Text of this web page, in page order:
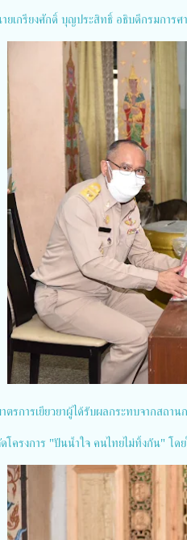
ยเกรียงศักดิ์ บุญประสิทธิ์ อธิบดีกรมการศ
ตรการเยียวยาผู้ได้รับผลกระทบจากสถา
โครงการ "ปันน้ำใจ คนไทยไม่ทิ้งกัน" โด